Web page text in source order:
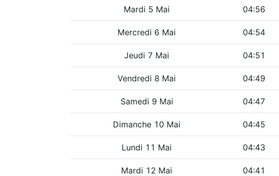
Mardi 5 Mai 04:56
Mercredi 6 Mai 04:54
Jeudi 7 Mai 04:51
Vendredi 8 Mai 04:49
Samedi 9 Mai 04:47
Dimanche 10 Mai 04:45
Lundi 11 Mai 04:43
Mardi 12 Mai 04:41